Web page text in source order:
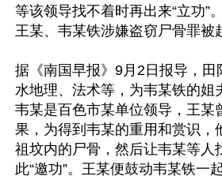
等该领导找不着时再出来“立功”
王某、韦某铁涉嫌盗窃尸骨罪被
据《南国早报》9月2日报导，田
水地理、法术等，为韦某铁的姐
韦某是百色市某单位领导，王某
果，为得到韦某的重用和赏识，
祖坟内的尸骨，然后让韦某等人
此“邀功”。王某便鼓动韦某铁一